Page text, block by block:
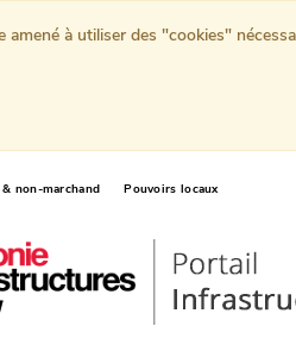
non-marchand Pouvoirs locaux
à utiliser des "cookies"